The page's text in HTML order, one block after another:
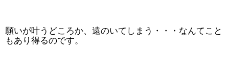
願いが叶うどころか、遠のいてしまう・・・なんてこと
もあり得るのです。